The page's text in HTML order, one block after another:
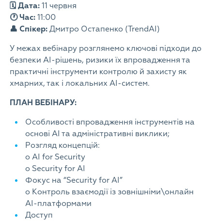
🗓 Дата: 11 червня
🕐 Час: 11:00
👤 Спікер: Дмитро Остапенко (TrendAI)
У межах вебінару розглянемо ключові підходи до
безпеки AI-рішень, ризики їх впровадження та
практичні інструменти контролю й захисту як
хмарних, так і локальних AI-систем.
ПЛАН ВЕБІНАРУ:
Особливості впровадження інструментів на
основі АІ та адміністративні виклики;
Розгляд концепцій:
o AI for Security
o Security for AI
Фокус на “Security for AI”
o Контроль взаємодії із зовнішніми\онлайн
АІ-платформами
Доступ